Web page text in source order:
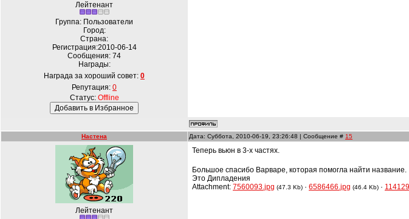
Лейтенант
Группа: Пользователи
Город:
Страна:
Регистрация:2010-06-14
Сообщения: 74
Награды:
Награда за хороший совет: 0
Репутация: 0
Статус: Offline
Настена Дата: Суббота, 2010-06-19, 23:26:48 | Сообщение # 15
Лейтенант
Теперь вьюн в 3-х частях.
Большое спасибо Варваре, которая помогла найти название.
Это Дипладения
Attachment: 7560093.jpg (47.3 Kb) · 6586466.jpg (46.4 Kb) ·